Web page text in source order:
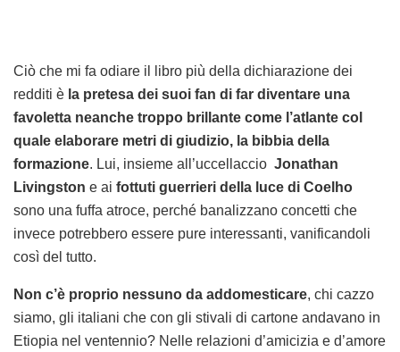
Ciò che mi fa odiare il libro più della dichiarazione dei
redditi è la pretesa dei suoi fan di far diventare una
favoletta neanche troppo brillante come l’atlante col
quale elaborare metri di giudizio, la bibbia della
formazione. Lui, insieme all’uccellaccio Jonathan
Livingston e ai fottuti guerrieri della luce di Coelho
sono una fuffa atroce, perché banalizzano concetti che
invece potrebbero essere pure interessanti, vanificandoli
così del tutto.
Non c’è proprio nessuno da addomesticare, chi cazzo
siamo, gli italiani che con gli stivali di cartone andavano in
Etiopia nel ventennio? Nelle relazioni d’amicizia e d’amore